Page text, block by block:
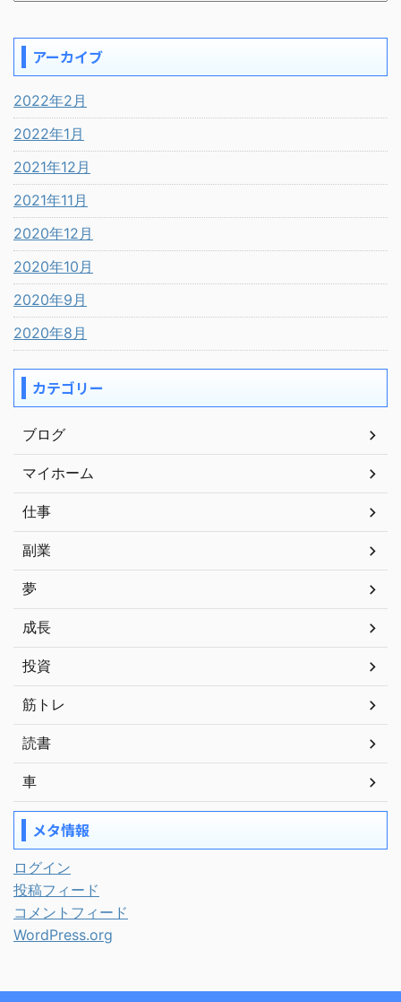
アーカイブ
2022年2月
2022年1月
2021年12月
2021年11月
2020年12月
2020年10月
2020年9月
2020年8月
カテゴリー
ブログ
マイホーム
仕事
副業
夢
成長
投資
筋トレ
読書
車
メタ情報
ログイン
投稿フィード
コメントフィード
WordPress.org